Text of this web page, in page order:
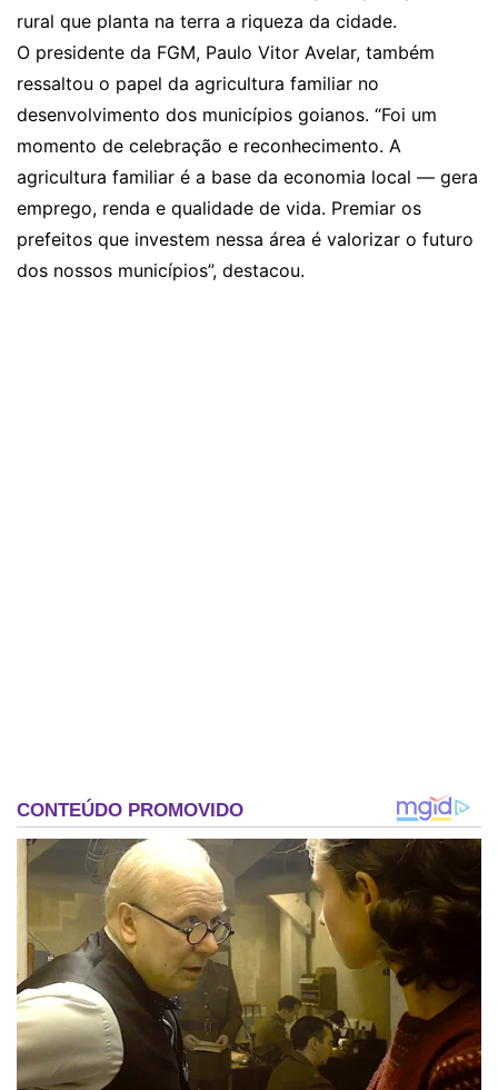
rural que planta na terra a riqueza da cidade.
O presidente da FGM, Paulo Vitor Avelar, também
ressaltou o papel da agricultura familiar no
desenvolvimento dos municípios goianos. “Foi um
momento de celebração e reconhecimento. A
agricultura familiar é a base da economia local — gera
emprego, renda e qualidade de vida. Premiar os
prefeitos que investem nessa área é valorizar o futuro
dos nossos municípios”, destacou.